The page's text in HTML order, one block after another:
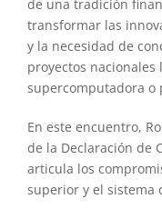
de una tradición
transformar las
y la necesidad de
proyectos
supercomputadora o
En este encuentro,
de la Declaración de
articula los
superior y el sistema